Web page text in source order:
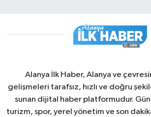
Alanya İlk Haber, Alanya ve
gelişmeleri tarafsız, hızlı ve doğru
sunan dijital haber platformudur.
turizm, spor, yerel yönetim ve son